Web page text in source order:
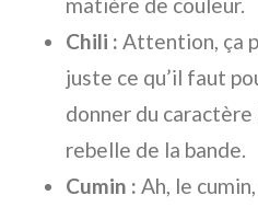
Chili : Attention, ça
juste ce qu’il faut
donner du caractère
rebelle de la bande.
Cumin : Ah, le